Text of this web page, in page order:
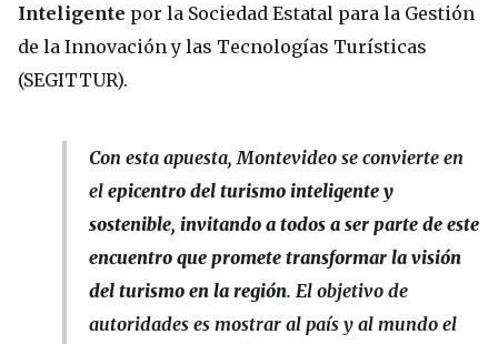
Inteligente por la Sociedad Estatal para la Gestión
de la Innovación y las Tecnologías Turísticas
(SEGITTUR).
Con esta apuesta, Montevideo se convierte en
el epicentro del turismo inteligente y
sostenible, invitando a todos a ser parte de este
encuentro que promete transformar la visión
del turismo en la región. El objetivo de
autoridades es mostrar al país y al mundo el